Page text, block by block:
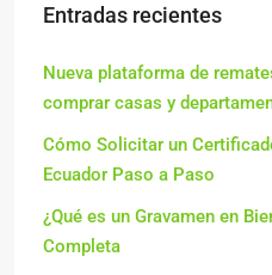
Entradas recientes
Nueva plataforma de
comprar casas y
Cómo Solicitar un
Ecuador Paso a Paso
¿Qué es un Gravamen en
Completa